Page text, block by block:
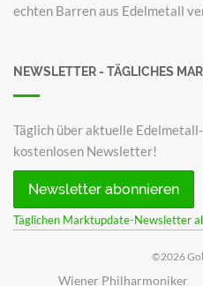
echten Barren aus Edelmetall
NEWSLETTER - TÄGLICHES
Täglich über aktuelle
kostenlosen Newsletter!
Newsletter abonnieren
Täglichen Marktupdate-Newsletter
©2026
Wiener Philharmoniker